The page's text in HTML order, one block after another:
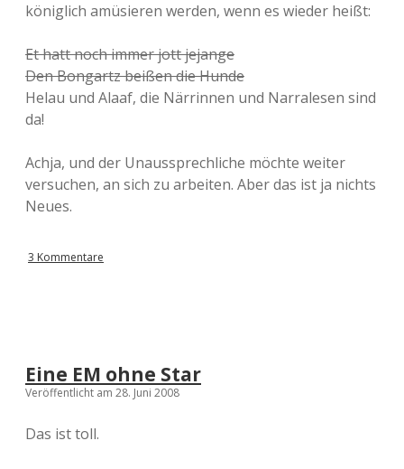
königlich amüsieren werden, wenn es wieder heißt:
Et hatt noch immer jott jejange
Den Bongartz beißen die Hunde
Helau und Alaaf, die Närrinnen und Narralesen sind
da!
Achja, und der Unaussprechliche möchte weiter
versuchen, an sich zu arbeiten. Aber das ist ja nichts
Neues.
3 Kommentare
Eine EM ohne Star
Veröffentlicht am 28. Juni 2008
Das ist toll.